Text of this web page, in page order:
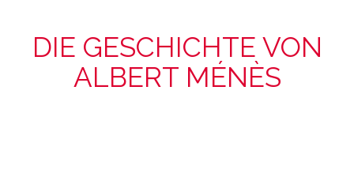
DIE GESCHICHTE VON
ALBERT MÉNÈS